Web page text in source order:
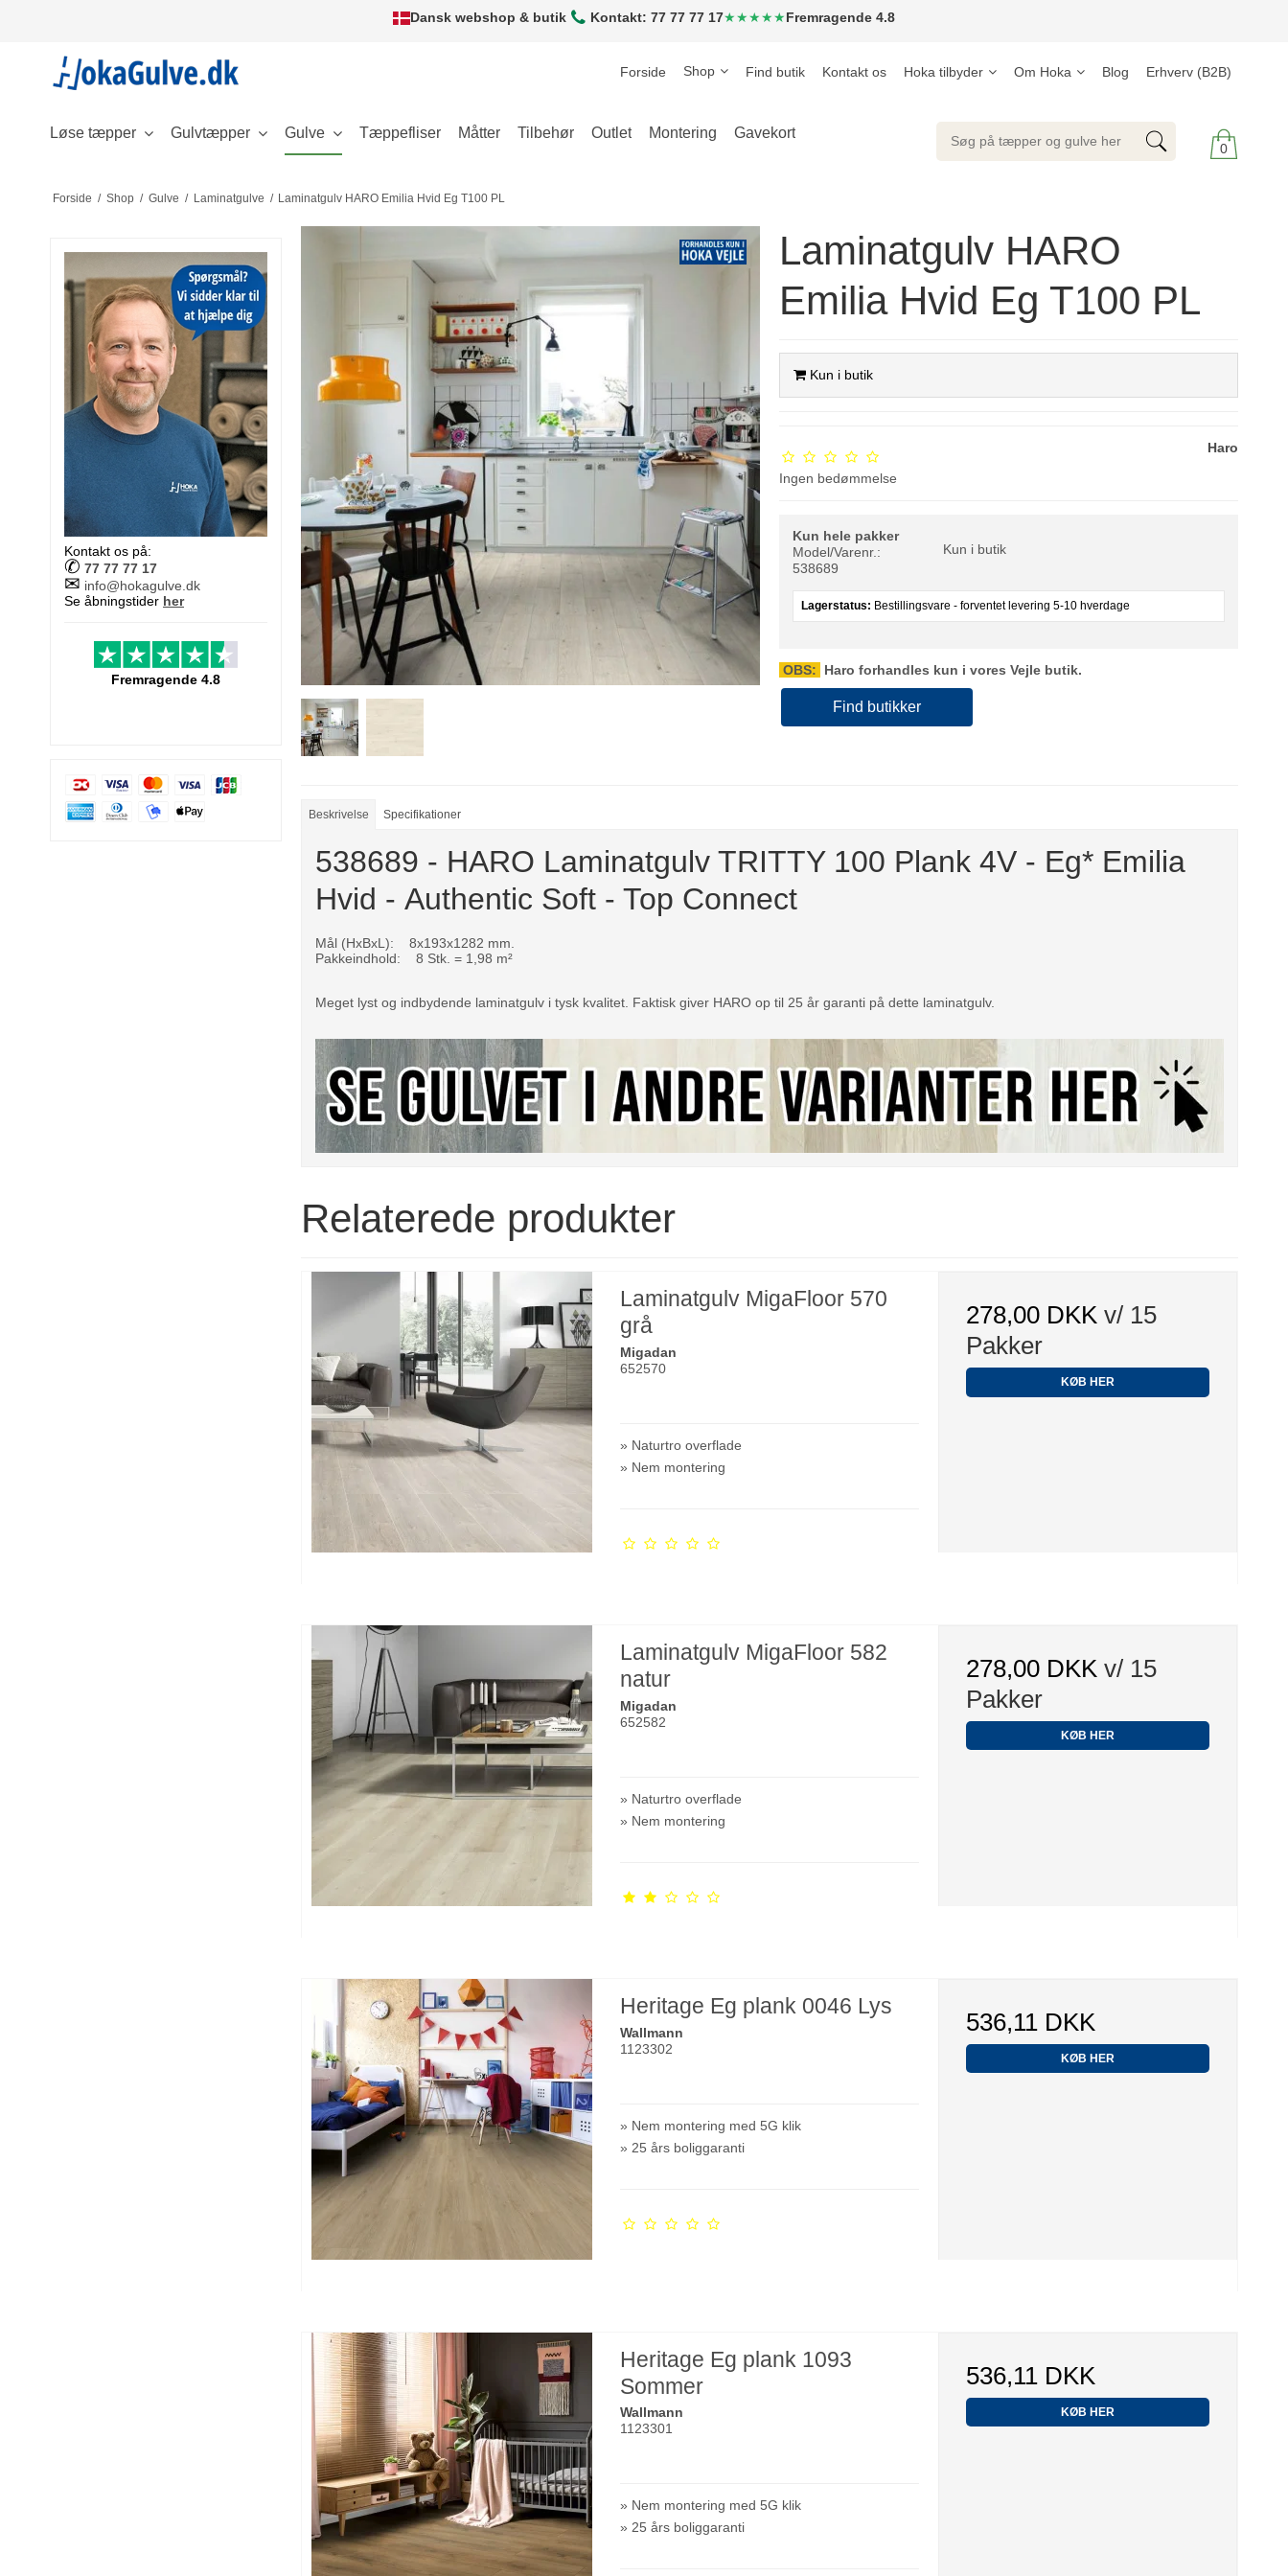
Dansk webshop & butik Kontakt: 77 77 77 17★★★★★Fremragende 4.8
Forside Shop Find butik Kontakt os Hoka tilbyder Om Hoka Blog Erhverv (B2B)
0
Løse tæpper Gulvtæpper Gulve Tæppefliser Måtter Tilbehør Outlet Montering Gavekort
Forside / Shop / Gulve / Laminatgulve / Laminatgulv HARO Emilia Hvid Eg T100 PL
Kontakt os på:
✆ 77 77 77 17
✉ info@hokagulve.dk
Se åbningstider her
Fremragende 4.8
Laminatgulv HARO
Emilia Hvid Eg T100 PL
Kun i butik
Ingen bedømmelse
Haro
Kun hele pakker
Model/Varenr.:
538689
Kun i butik
Lagerstatus: Bestillingsvare - forventet levering 5-10 hverdage
OBS: Haro forhandles kun i vores Vejle butik.
Find butikker
Beskrivelse Specifikationer
538689 - HARO Laminatgulv TRITTY 100 Plank 4V - Eg* Emilia
Hvid - Authentic Soft - Top Connect
Mål (HxBxL): 8x193x1282 mm.
Pakkeindhold: 8 Stk. = 1,98 m²
Meget lyst og indbydende laminatgulv i tysk kvalitet. Faktisk giver HARO op til 25 år garanti på dette laminatgulv.
Relaterede produkter
Laminatgulv MigaFloor 570
grå
Migadan
652570
» Naturtro overflade
» Nem montering
278,00 DKK v/ 15
Pakker
KØB HER
Laminatgulv MigaFloor 582
natur
Migadan
652582
» Naturtro overflade
» Nem montering
278,00 DKK v/ 15
Pakker
KØB HER
Heritage Eg plank 0046 Lys
Wallmann
1123302
» Nem montering med 5G klik
» 25 års boliggaranti
536,11 DKK
KØB HER
Heritage Eg plank 1093
Sommer
Wallmann
1123301
» Nem montering med 5G klik
» 25 års boliggaranti
536,11 DKK
KØB HER